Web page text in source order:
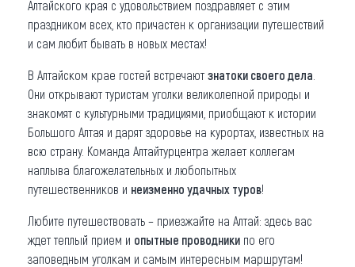
О регионе
Коллекция впечатлений
Другие рубрики
Алтайского края с удовольствием поздравляет с этим
праздником всех, кто причастен к организации путешествий
и сам любит бывать в новых местах!
В Алтайском крае гостей встречают знатоки своего дела
Они открывают туристам уголки великолепной природы и
знакомят с культурными традициями, приобщают к истории
Большого Алтая и дарят здоровье на курортах, известных на
всю страну. Команда Алтайтурцентра желает коллегам
наплыва благожелательных и любопытных
путешественников и неизменно удачных туров!
Любите путешествовать – приезжайте на Алтай: здесь вас
ждет теплый прием и опытные проводники по его
заповедным уголкам и самым интересным маршрутам!